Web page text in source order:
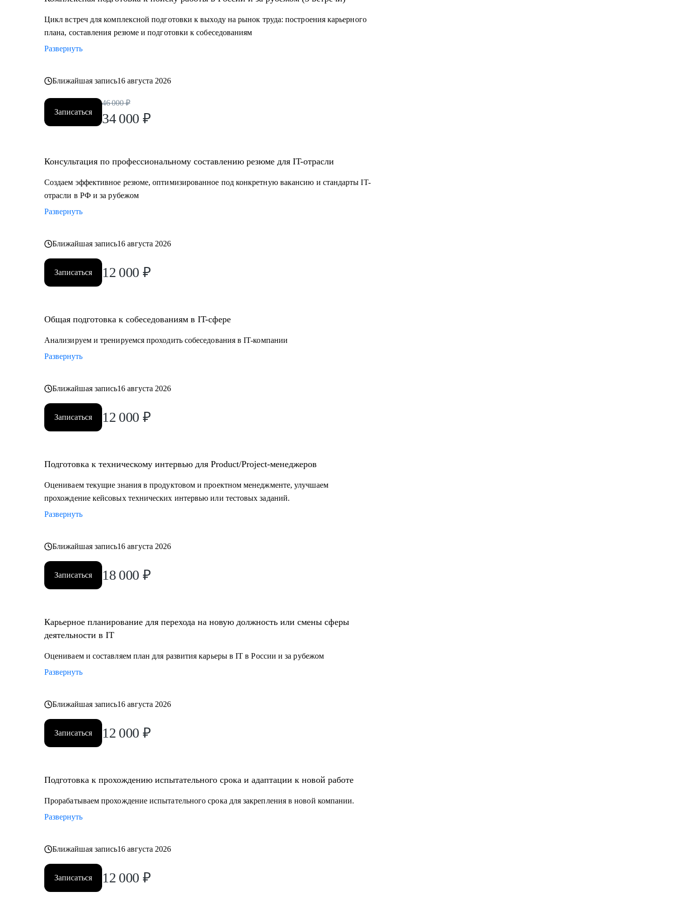
Цикл встреч для комплексной подготовки к выходу на рынок труда: построения карьерного
плана, составления резюме и подготовки к собеседованиям
Развернуть
Ближайшая запись16 августа 2026
Записаться
46 000 ₽
34 000 ₽
Консультация по профессиональному составлению резюме для IT-отрасли
Создаем эффективное резюме, оптимизированное под конкретную вакансию и стандарты IT-
отрасли в РФ и за рубежом
Развернуть
Ближайшая запись16 августа 2026
Записаться 12 000 ₽
Общая подготовка к собеседованиям в IT-сфере
Анализируем и тренируемся проходить собеседования в IT-компании
Развернуть
Ближайшая запись16 августа 2026
Записаться 12 000 ₽
Подготовка к техническому интервью для Product/Project-менеджеров
Оцениваем текущие знания в продуктовом и проектном менеджменте, улучшаем
прохождение кейсовых технических интервью или тестовых заданий.
Развернуть
Ближайшая запись16 августа 2026
Записаться 18 000 ₽
Карьерное планирование для перехода на новую должность или смены сферы
деятельности в IT
Оцениваем и составляем план для развития карьеры в IT в России и за рубежом
Развернуть
Ближайшая запись16 августа 2026
Записаться 12 000 ₽
Подготовка к прохождению испытательного срока и адаптации к новой работе
Прорабатываем прохождение испытательного срока для закрепления в новой компании.
Развернуть
Ближайшая запись16 августа 2026
Записаться 12 000 ₽